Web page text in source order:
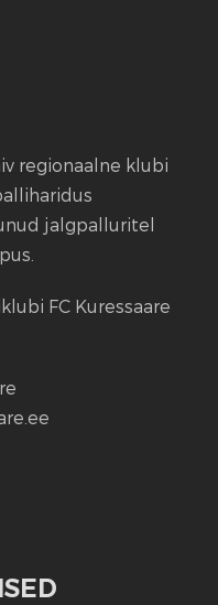
regionaalne klubi
jalgpalluritel
FC Kuressaare